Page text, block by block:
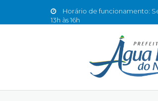
Horário de funcionamento:
13h às 16h